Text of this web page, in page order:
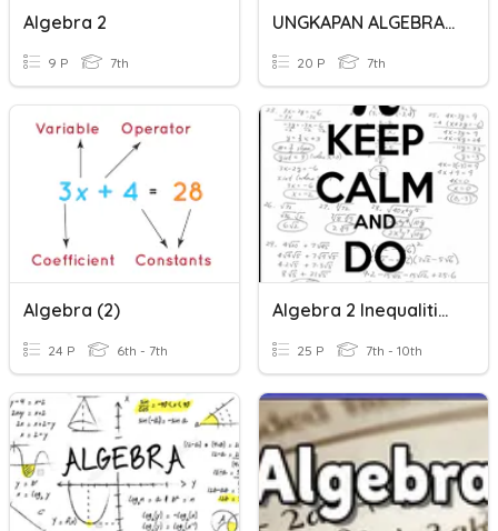
Algebra 2
9 P 7th
UNGKAPAN ALGEBRA 2
20 P 7th
Algebra (2)
24 P 6th - 7th
Algebra 2 Inequalities HW
25 P 7th - 10th